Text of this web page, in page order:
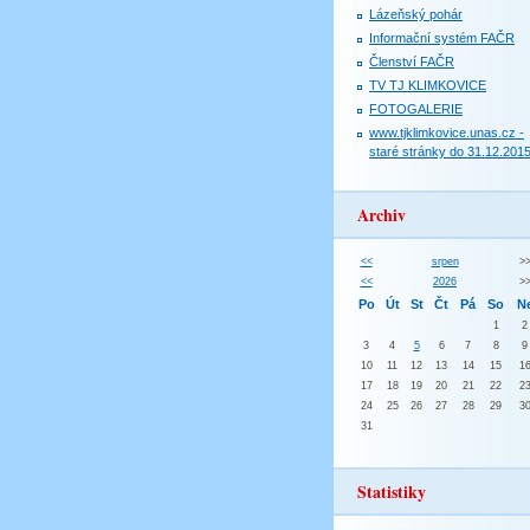
Lázeňský pohár
Informační systém FAČR
Členství FAČR
TV TJ KLIMKOVICE
FOTOGALERIE
www.tjklimkovice.unas.cz -
staré stránky do 31.12.2015
Archiv
<< srpen
>>
<<
2026 >>
Po Út St Čt Pá So
1
2
3
4 5 6 7 8
9
10
11 12 13 14 15
16
17
18 19 20 21 22
23
24
25 26 27 28 29
30
31
Statistiky